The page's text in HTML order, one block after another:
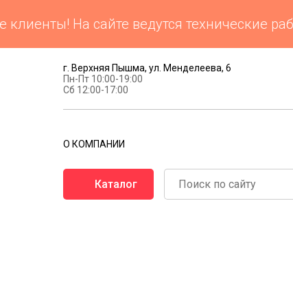
На сайте ведутся технические
г. Верхняя Пышма, ул. Менделеева, 6
Пн-Пт 10:00-19:00
Сб 12:00-17:00
О КОМПАНИИ
Каталог